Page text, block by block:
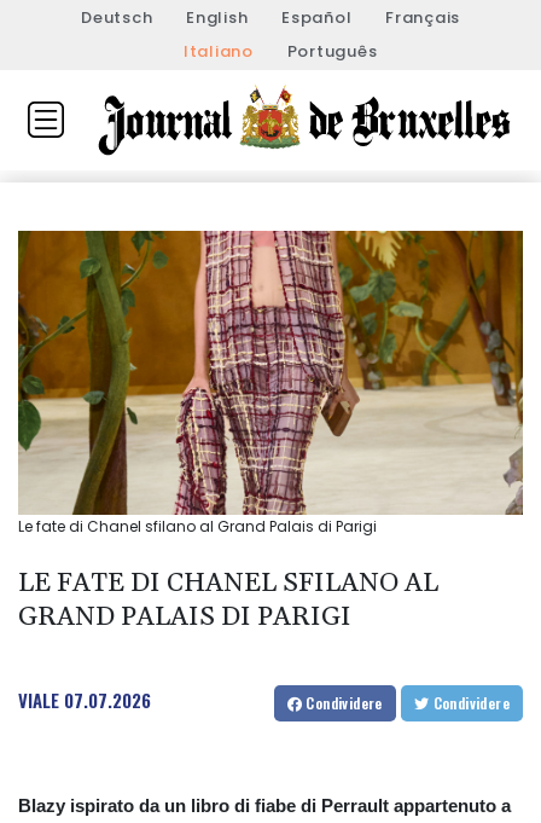
Deutsch English Español
Français
Italiano
Português
Le fate di Chanel sfilano al Grand Palais di Parigi
LE FATE DI CHANEL SFILANO AL
GRAND PALAIS DI PARIGI
VIALE 07.07.2026 Condividere Condividere
Blazy ispirato da un libro di fiabe di Perrault appartenuto a